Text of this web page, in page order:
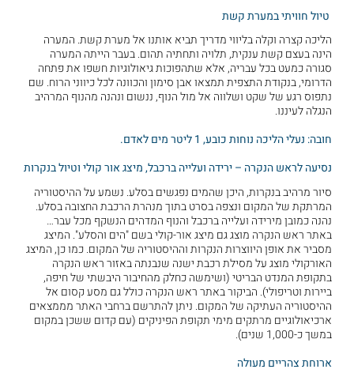
טיול חוויתי במערת קשת
הליכה קצרה וקלה בליווי מדריך תביא אותנו אל מערת קשת. המערה
הינה בעצם קשת ענקית, תלויה ותחתיה תהום. בעבר הייתה המערה
סגורה כמעט בכל עבריה, אלא שתהפוכות גיאולוגיות חשפו את פתחה
הדרומי, בנקודת התצפית תמצאו אבן סימון והכוונה לכל כיווני הרוח. שם
נתפוס רגע של שקט ושלווה אל מול הנוף, ננשום ונהנה מהנוף המרהיב
הנגלה לעיננו.
חובה: נעלי הליכה נוחות כובע, 1 ליטר מים לאדם.
נסיעה לראש הנקרה – ירידה ועלייה ברכבל, מיצג אור קולי וטיול בנקרות
סיור מרהיב בנקרות, היכן שהמים נפגשים בסלע. נשמע על ההיסטוריה
המרתקת של המקום ונצפה בסרט בתוך מנהרת הרכבת החצובה בסלע.
נהנה כמובן מירידה ועלייה ברכבל והנוף המדהים הנשקף מכל עבר…
באתר ראש הנקרה מוצג גם מיצג אור-קולי בשם "הים והסלע". המיצג
מסביר את אופן היווצרות הנקרות וההיסטוריה של המקום. כמו כן, המיצג
האורקולי מוצג על מסילת רכבת ישנה שנבנתה באזור ראש הנקרה
בתקופת המנדט הבריטי (ושימשה כחלק מהחיבור היבשתי של חיפה,
ביירות וטריפולי). הביקור באתר ראש הנקרה כולל גם מסע קסום אל
ההיסטוריה העתיקה של המקום. ניתן להתרשם ברחבי האתר מממצאים
ארכיאולוגיים מרתקים מימי תקופת הפיניקים (עם קדום ששכן במקום
במשך כ-1,000 שנים).
ארוחת צהריים מעולה